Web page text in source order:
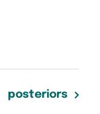
Esdeveniments
posteriors